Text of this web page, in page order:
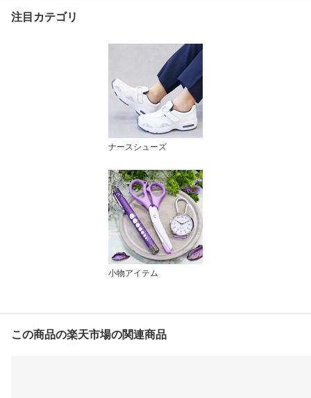
注目カテゴリ
ナースシューズ
小物アイテム
この商品の楽天市場の関連商品